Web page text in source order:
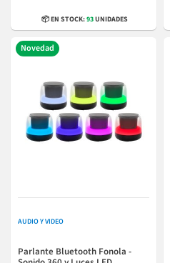
📦 EN STOCK:93UNIDADES
Novedad
AUDIO Y VIDEO
Parlante Bluetooth Fonola -